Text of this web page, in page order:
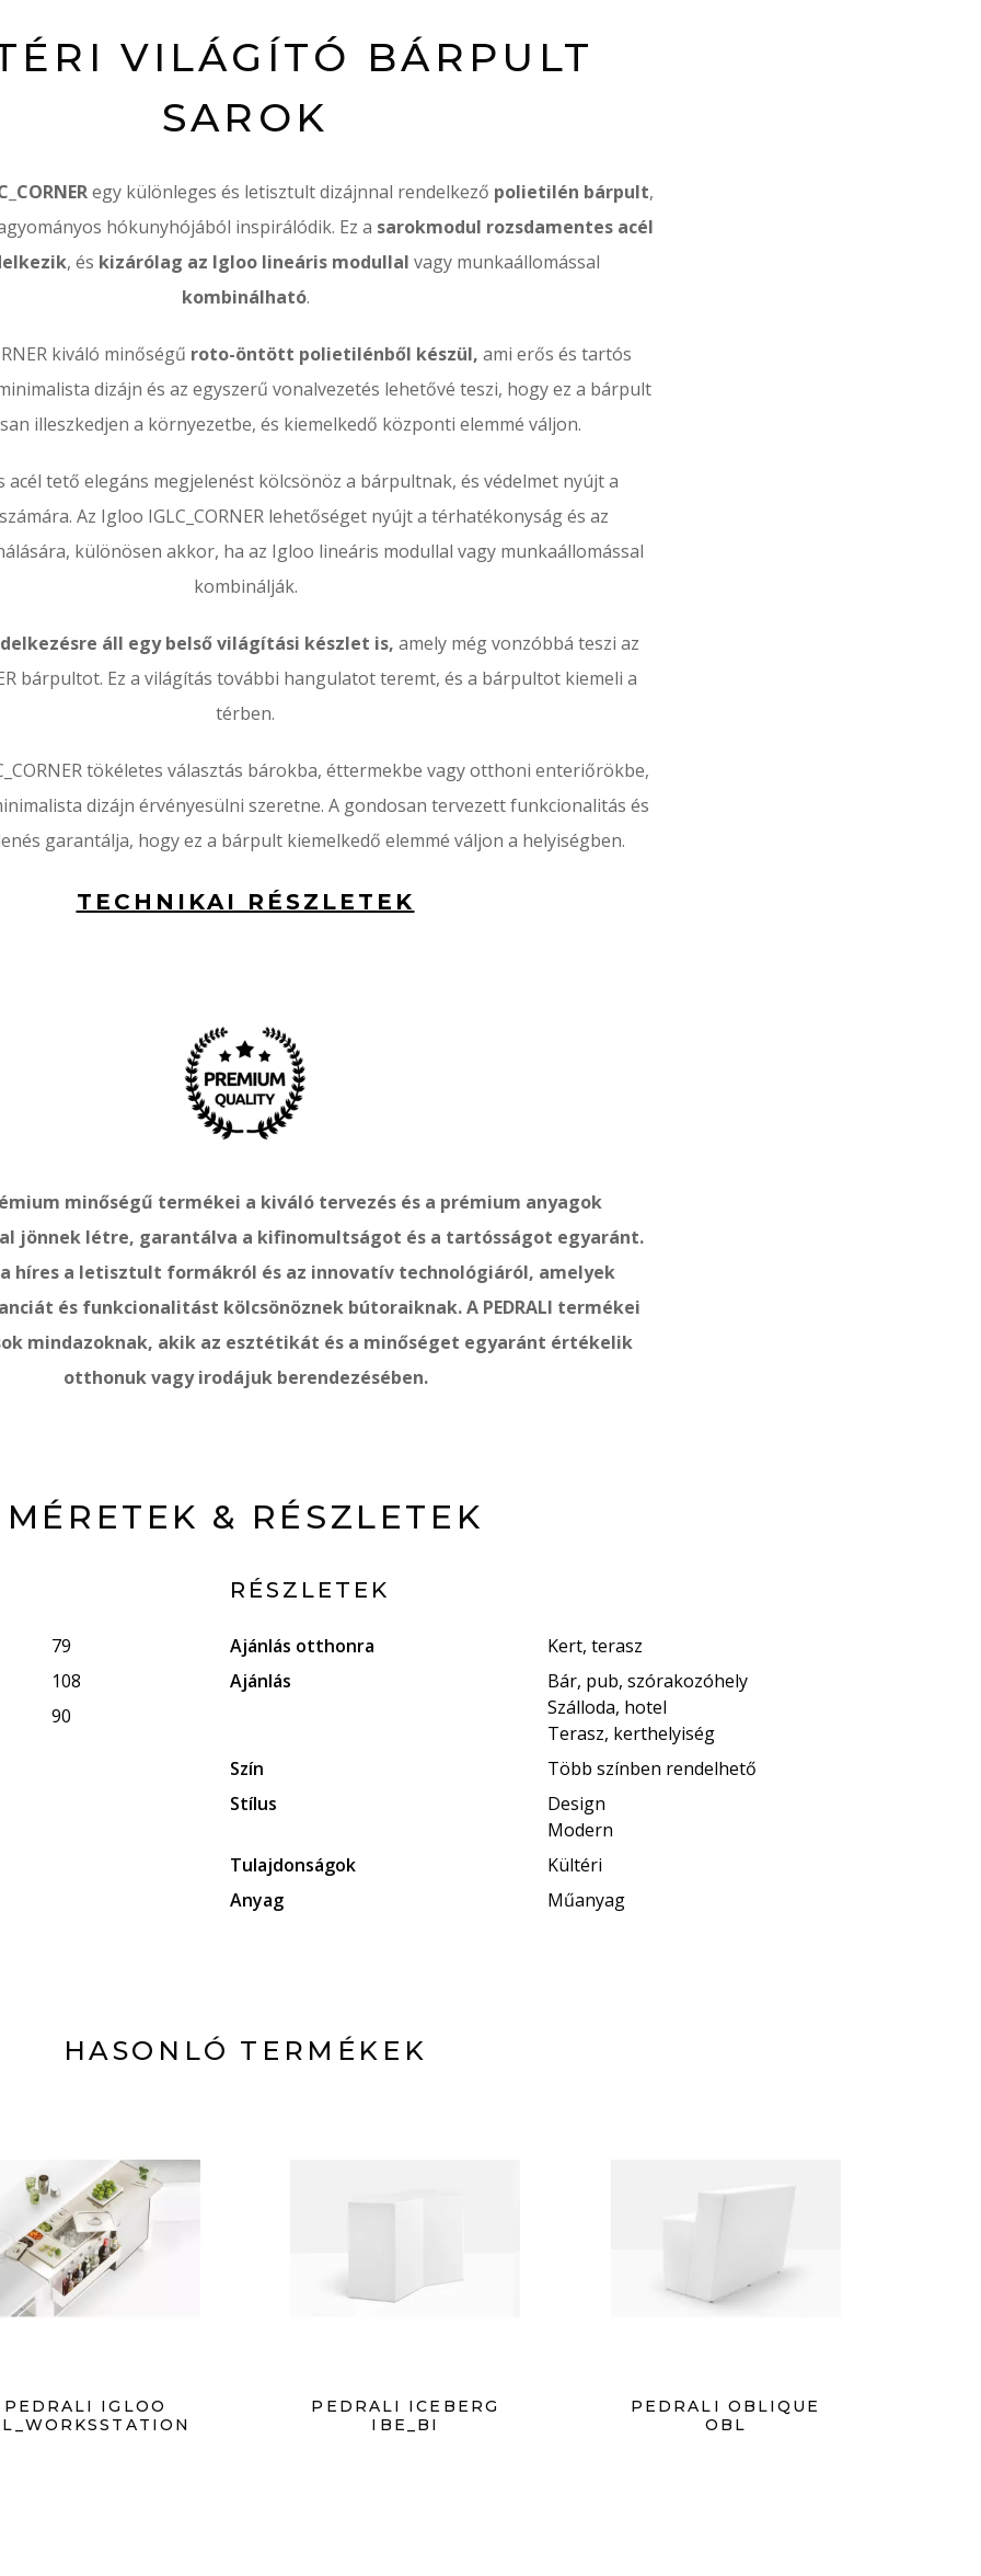
VILÁGÍTÓ BÁRPULT
SAROK
egy különleges és letisztult dizájnnal rendelkező polietilén bárpult,
hókunyhójából inspirálódik. Ez a sarokmodul rozsdamentes acél
, és kizárólag az Igloo lineáris modullal vagy munkaállomással
kombinálható.
kiváló minőségű roto-öntött polietilénből készül, ami erős és tartós
dizájn és az egyszerű vonalvezetés lehetővé teszi, hogy ez a bárpult
illeszkedjen a környezetbe, és kiemelkedő központi elemmé váljon.
acél tető elegáns megjelenést kölcsönöz a bárpultnak, és védelmet nyújt a
Az Igloo IGLC_CORNER lehetőséget nyújt a térhatékonyság és az
különösen akkor, ha az Igloo lineáris modullal vagy munkaállomással
kombinálják.
áll egy belső világítási készlet is, amely még vonzóbbá teszi az
bárpultot. Ez a világítás további hangulatot teremt, és a bárpultot kiemeli a
térben.
tökéletes választás bárokba, éttermekbe vagy otthoni enteriőrökbe,
dizájn érvényesülni szeretne. A gondosan tervezett funkcionalitás és
garantálja, hogy ez a bárpult kiemelkedő elemmé váljon a helyiségben.
TECHNIKAI RÉSZLETEK
minőségű termékei a kiváló tervezés és a prémium anyagok
jönnek létre, garantálva a kifinomultságot és a tartósságot egyaránt.
híres a letisztult formákról és az innovatív technológiáról, amelyek
és funkcionalitást kölcsönöznek bútoraiknak. A PEDRALI termékei
mindazoknak, akik az esztétikát és a minőséget egyaránt értékelik
otthonuk vagy irodájuk berendezésében.
MÉRETEK & RÉSZLETEK
79
108
90
RÉSZLETEK
Ajánlás otthonra
Kert, terasz
Ajánlás
Bár, pub, szórakozóhely
Szálloda, hotel
Terasz, kerthelyiség
Szín
Több színben rendelhető
Stílus
Design
Modern
Tulajdonságok
Kültéri
Anyag
Műanyag
HASONLÓ TERMÉKEK
PEDRALI IGLOO
PEDRALI ICEBERG
IBE_BI
PEDRALI OBLIQUE
OBL